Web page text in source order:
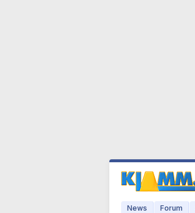
News Forum